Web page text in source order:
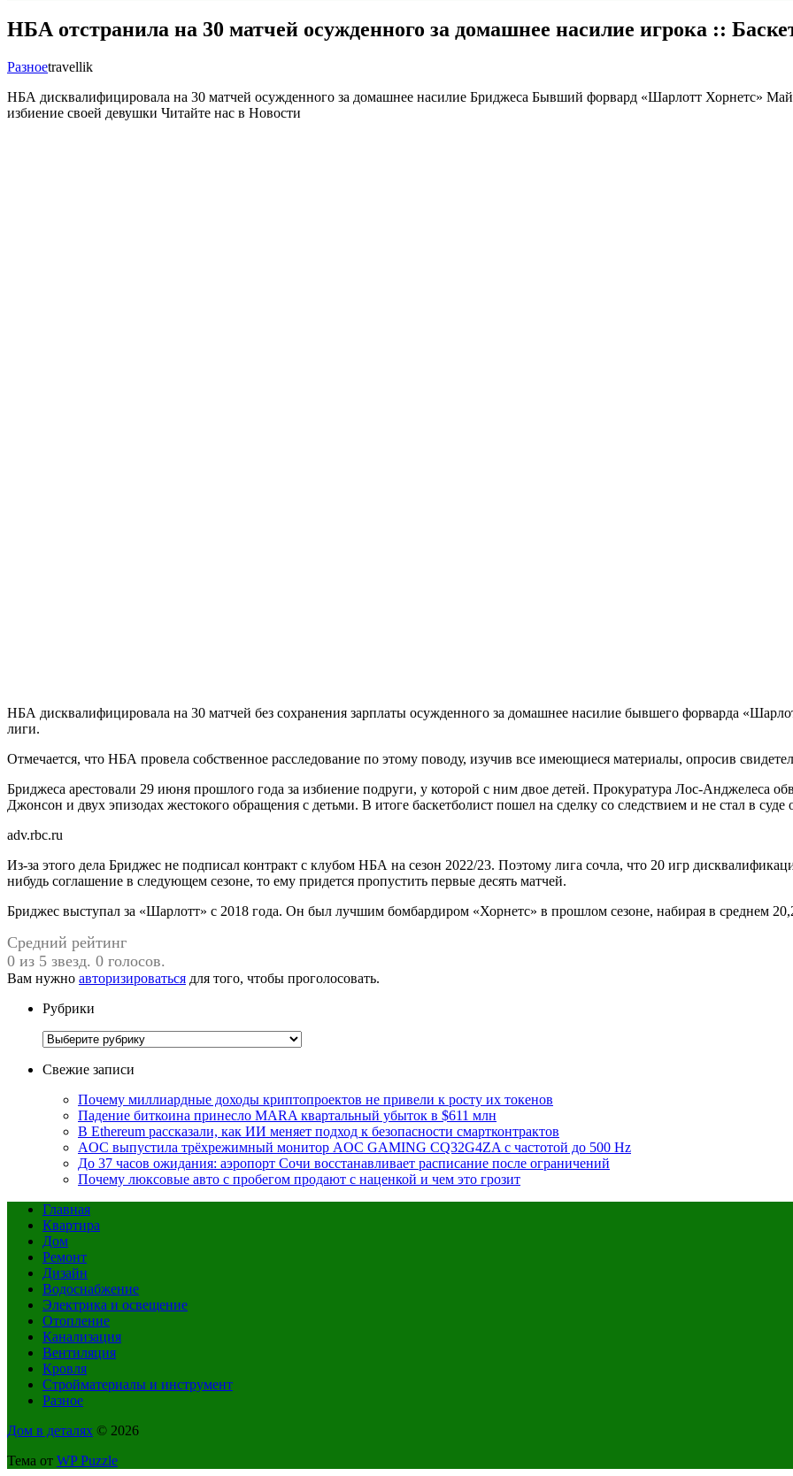
НБА отстранила на 30 матчей осужденного за домашнее насилие игрока ::
Разноеtravellik
НБА дисквалифицировала на 30 матчей осужденного за домашнее насилие Бриджеса Бывший форвард «Шарлотт Хорнетс»
избиение своей девушки Читайте нас в Новости
НБА дисквалифицировала на 30 матчей без сохранения зарплаты осужденного за домашнее насилие бывшего форварда
лиги.
Отмечается, что НБА провела собственное расследование по этому поводу, изучив все имеющиеся материалы, опросив
Бриджеса арестовали 29 июня прошлого года за избиение подруги, у которой с ним двое детей. Прокуратура Лос-Анджелеса
Джонсон и двух эпизодах жестокого обращения с детьми. В итоге баскетболист пошел на сделку со следствием и не стал в
adv.rbc.ru
Из-за этого дела Бриджес не подписал контракт с клубом НБА на сезон 2022/23. Поэтому лига сочла, что 20 игр
нибудь соглашение в следующем сезоне, то ему придется пропустить первые десять матчей.
Бриджес выступал за «Шарлотт» с 2018 года. Он был лучшим бомбардиром «Хорнетс» в прошлом сезоне, набирая в среднем
Средний рейтинг
0 из 5 звезд. 0 голосов.
Вам нужно авторизироваться для того, чтобы проголосовать.
Рубрики
Рубрики
Свежие записи
Почему миллиардные доходы криптопроектов не привели к росту их токенов
Падение биткоина принесло MARA квартальный убыток в $611 млн
В Ethereum рассказали, как ИИ меняет подход к безопасности смартконтрактов
AOC выпустила трёхрежимный монитор AOC GAMING CQ32G4ZA с частотой до 500 Hz
До 37 часов ожидания: аэропорт Сочи восстанавливает расписание после ограничений
Почему люксовые авто с пробегом продают с наценкой и чем это грозит
Главная
Квартира
Дом
Ремонт
Дизайн
Водоснабжение
Электрика и освещение
Отопление
Канализация
Вентиляция
Кровля
Стройматериалы и инструмент
Разное
Дом в деталях © 2026
Тема от WP Puzzle